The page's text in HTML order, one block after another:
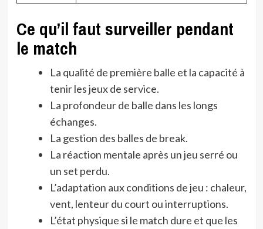
Ce qu’il faut surveiller pendant
le match
La qualité de première balle et la capacité à
tenir les jeux de service.
La profondeur de balle dans les longs
échanges.
La gestion des balles de break.
La réaction mentale après un jeu serré ou
un set perdu.
L’adaptation aux conditions de jeu : chaleur,
vent, lenteur du court ou interruptions.
L’état physique si le match dure et que les